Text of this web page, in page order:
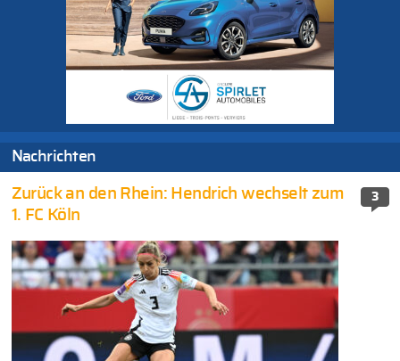
Nachrichten
3
Zurück an den Rhein: Hendrich wechselt zum
1. FC Köln